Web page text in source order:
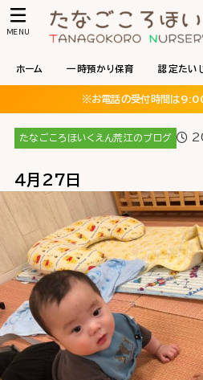
ホーム 一時預かり保育 認定たい
MENU
※お電話の受付時間は
たなごころほいくえん荒江のブログ
４月27日